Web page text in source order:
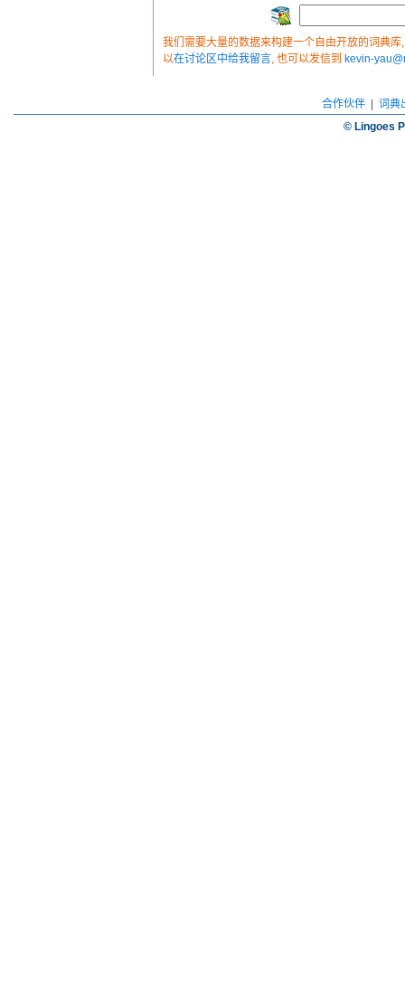
我们需要大量的数据来构建一个自由开放的词典
以在讨论区中给我留言, 也可以发信到 kevin-
合作伙伴| 词典
© Lingoes